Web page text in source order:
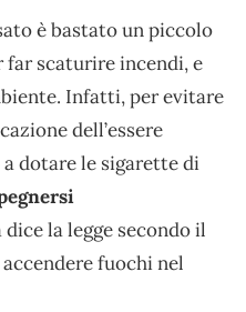
è bastato un piccolo
scaturire incendi, e
Infatti, per evitare
dell’essere
dotare le sigarette di
dice la legge secondo il
fuochi nel